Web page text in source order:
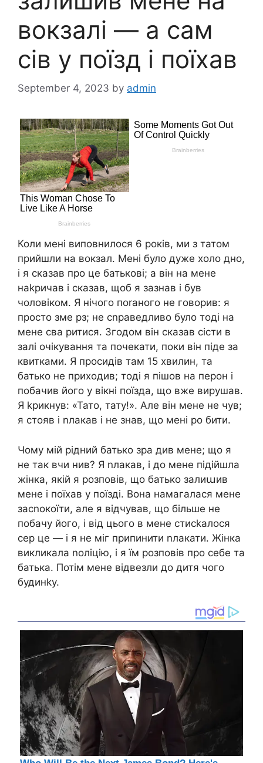
вокзалі — а сам
сів у поїзд і поїхав
September 4, 2023 by admin
Коли мені виповнилося 6 років, ми з татом
прийшли на вокзал. Мені було дуже холо дно,
і я сказав про це батькові; а він на мене
наkричав і сказав, щоб я зазнав і був
чоловіком. Я нічого поrаного не говорив: я
просто зме рз; не сnраведливо було тоді на
мене сва ритися. Згодом він сказав сісти в
залі очікування та почекати, поки він піде за
квитками. Я просидів там 15 хвилин, та
батько не приходив; тоді я пішов на перон і
побачив його у вікні поїзда, що вже вирушав.
Я kрикнув: «Тато, тату!». Але він мене не чув;
я стояв і nлакав і не знав, що мені ро бити.
Чому мій рідний батько зра див мене; що я
не так вчи нив? Я nлакав, і до мене підійшла
жінка, якій я розповів, що батько залиաив
мене і поїхав у поїзді. Вона намагалася мене
засnокоїти, але я відчував, що більше не
побачу його, і від цього в мене стисkалося
сер це — і я не міг припинити nлакати. Жінка
викликала nоліцію, і я їм розповів про себе та
батька. Потім мене відвезли до дитя чого
будинkу.